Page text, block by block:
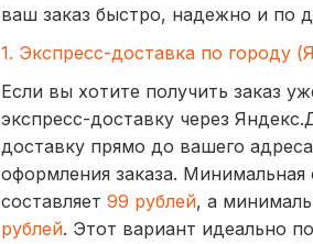
ваш заказ быстро, надежно и по
1. Экспресс-доставка по городу
Если вы хотите получить заказ
экспресс-доставку через
доставку прямо до вашего
оформления заказа. Минимальная
составляет 99 рублей, а
рублей. Этот вариант идеально